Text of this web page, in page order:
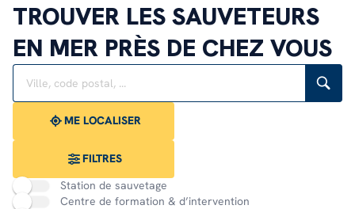
TROUVER LES SAUVETEURS
EN MER PRÈS DE CHEZ VOUS
Rechercher
Veuillez
renseigner
adresse
{{count}}
résultat(s)
ME LOCALISER
FILTRES
Station de sauvetage
Centre de formation & d’intervention